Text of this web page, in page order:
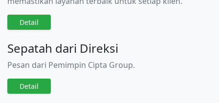
Detail
Sepatah dari Direksi
Pesan dari Pemimpin Cipta Group.
Detail